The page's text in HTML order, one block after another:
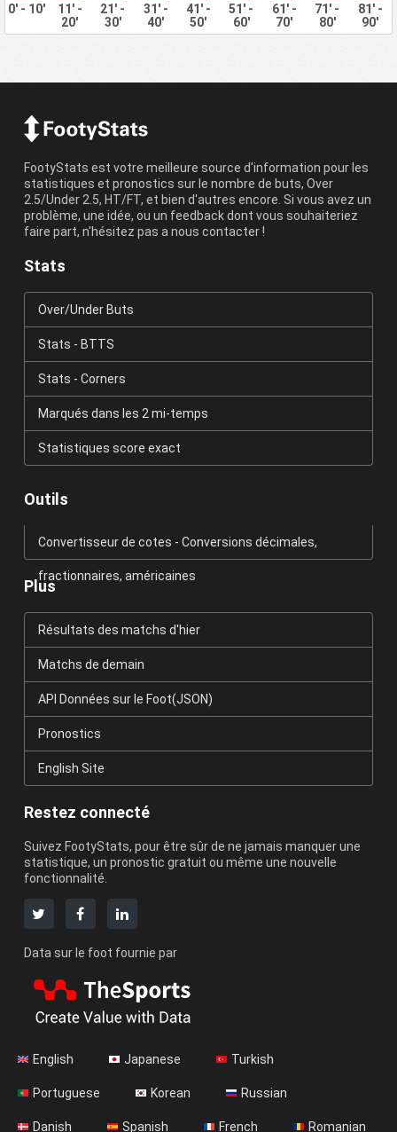
0' - 10'
11' -
20'
21' -
30'
31' -
40'
41' -
50'
51' -
60'
61' -
70'
71' -
80'
81' -
90'
FootyStats est votre meilleure source d'information pour les
statistiques et pronostics sur le nombre de buts, Over
2.5/Under 2.5, HT/FT, et bien d'autres encore. Si vous avez un
problème, une idée, ou un feedback dont vous souhaiteriez
faire part, n'hésitez pas a nous contacter !
Stats
Over/Under Buts
Stats - BTTS
Stats - Corners
Marqués dans les 2 mi-temps
Statistiques score exact
Outils
Convertisseur de cotes - Conversions décimales,
fractionnaires, américaines
Plus
Résultats des matchs d'hier
Matchs de demain
API Données sur le Foot(JSON)
Pronostics
English Site
Restez connecté
Suivez FootyStats, pour être sûr de ne jamais manquer une
statistique, un pronostic gratuit ou même une nouvelle
fonctionnalité.
Data sur le foot fournie par
English Japanese Turkish
Portuguese Korean Russian
Danish Spanish French Romanian